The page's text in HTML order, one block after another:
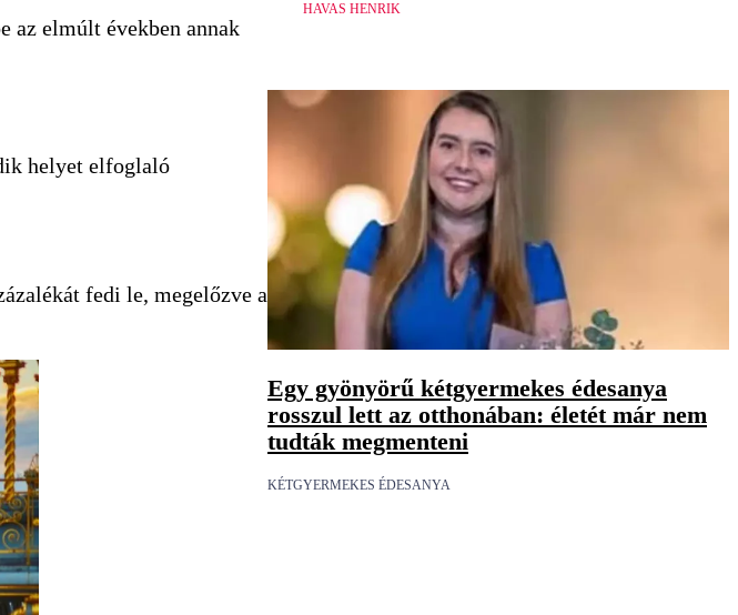
az elmúlt években annak
helyet elfoglaló
fedi le, megelőzve a
HAVAS HENRIK
Egy gyönyörű kétgyermekes édesanya
rosszul lett az otthonában: életét már nem
tudták megmenteni
KÉTGYERMEKES ÉDESANYA